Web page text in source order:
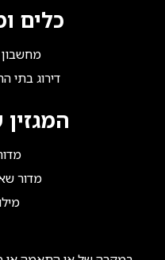
כלים
מחשבון
דירוג בתי
מדור